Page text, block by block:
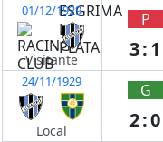
01/12/1929
Visitante
P
3:1
24/11/1929
Local
G
2:0